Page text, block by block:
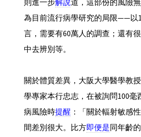
為目前流行病學研究的局限——以
言，需要有60萬人的調查；還有
中去辨別等。
關於體質差異，大阪大學醫學教
學專家本行忠志，在被詢問100毫
病風險時提醒 ：「關於輻射敏感
間差別很大。比方即便是同年齡的